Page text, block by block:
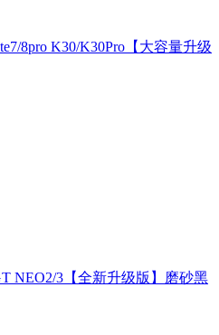
8pro K30/K30Pro【大容量升级
NEO2/3【全新升级版】磨砂黑